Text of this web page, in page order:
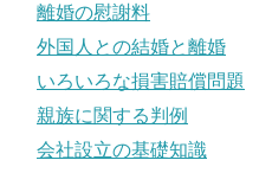
離婚の慰謝料
外国人との結婚と離婚
いろいろな損害賠償問題
親族に関する判例
会社設立の基礎知識